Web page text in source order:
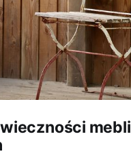
mebli